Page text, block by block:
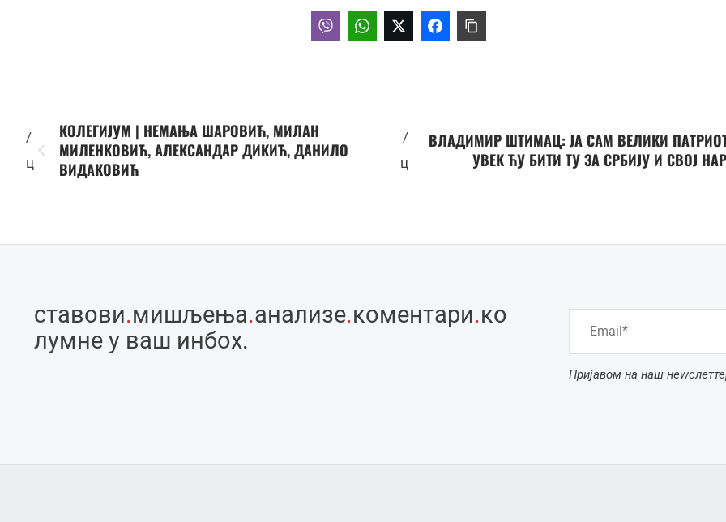
/
ц
КОЛЕГИЈУМ | НЕМАЊА ШАРОВИЋ, МИЛАН
МИЛЕНКОВИЋ, АЛЕКСАНДАР ДИКИЋ, ДАНИЛО
ВИДАКОВИЋ
/
ц
ВЛАДИМИР ШТИМАЦ: ЈА САМ ВЕЛИКИ
УВЕК ЋУ БИТИ ТУ ЗА СРБИЈУ И СВОЈ
ставови.мишљења.анализе.коментари.ко
лумне у ваш инбоx.
Пријавом на наш